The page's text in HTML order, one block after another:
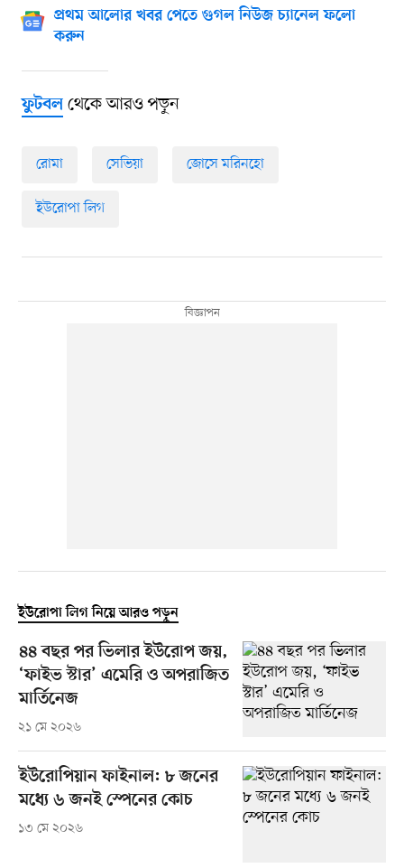
প্রথম আলোর খবর পেতে গুগল নিউজ চ্যানেল ফলো
করুন
ফুটবলথেকে আরও পড়ুন
রোমা সেভিয়া জোসে মরিনহো
ইউরোপা লিগ
ইউরোপা লিগ নিয়ে আরও পড়ুন
৪৪ বছর পর ভিলার ইউরোপ জয়,
‘ফাইভ স্টার’ এমেরি ও অপরাজিত
মার্তিনেজ
২১ মে ২০২৬
ইউরোপিয়ান ফাইনাল: ৮ জনের
মধ্যে ৬ জনই স্পেনের কোচ
১৩ মে ২০২৬